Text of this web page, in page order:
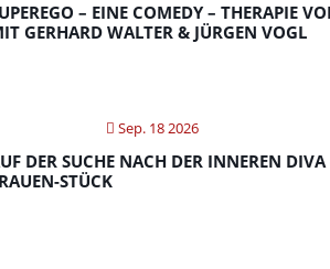
– EINE COMEDY – THERAPIE
GERHARD WALTER & JÜRGEN VOGL
Sep. 18 2026
DER SUCHE NACH DER INNEREN
STÜCK